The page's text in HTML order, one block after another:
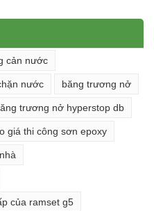
cản nước
nước băng trương nở
trương nở hyperstop db
giá thi công sơn epoxy
của ramset g5